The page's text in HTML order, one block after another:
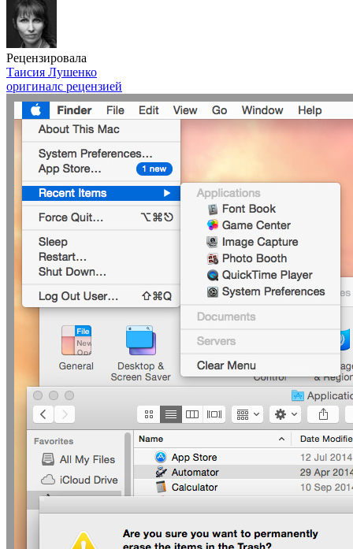
Рецензировала
Таисия Лушенко
оригиналс рецензией